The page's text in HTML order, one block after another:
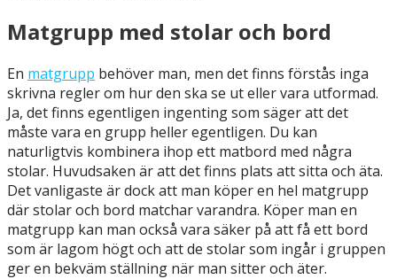
Matgrupp med stolar och bord
En matgrupp behöver man, men det finns förstås inga
skrivna regler om hur den ska se ut eller vara utformad.
Ja, det finns egentligen ingenting som säger att det
måste vara en grupp heller egentligen. Du kan
naturligtvis kombinera ihop ett matbord med några
stolar. Huvudsaken är att det finns plats att sitta och äta.
Det vanligaste är dock att man köper en hel matgrupp
där stolar och bord matchar varandra. Köper man en
matgrupp kan man också vara säker på att få ett bord
som är lagom högt och att de stolar som ingår i gruppen
ger en bekväm ställning när man sitter och äter.